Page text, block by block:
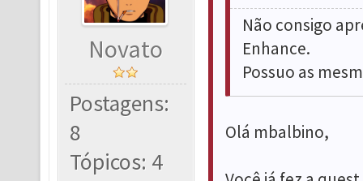
Novato
Postagens:
8
Tópicos: 4
Não consigo
Enhance.
Possuo as
Olá mbalbino,